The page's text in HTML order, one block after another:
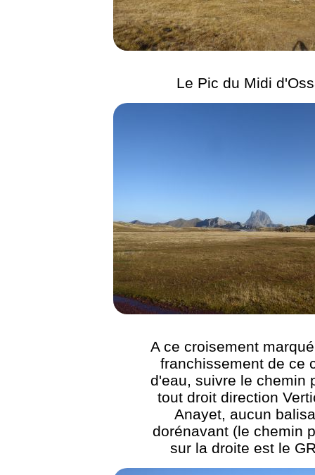
Le Pic du Midi
A ce croisement
franchissement de ce
d'eau, suivre le chemin
tout droit direction
Anayet, aucun
dorénavant (le chemin
sur la droite est le